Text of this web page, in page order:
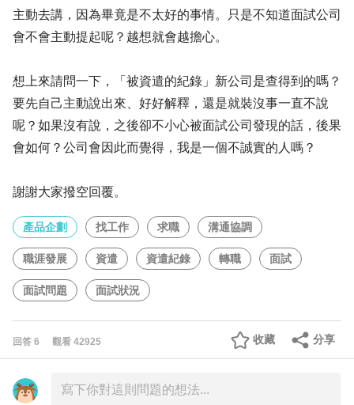
主動去講，因為畢竟是不太好的事情。只是不知道面試公司
會不會主動提起呢？越想就會越擔心。
想上來請問一下，「被資遣的紀錄」新公司是查得到的嗎？
要先自己主動說出來、好好解釋，還是就裝沒事一直不說
呢？如果沒有說，之後卻不小心被面試公司發現的話，後果
會如何？公司會因此而覺得，我是一個不誠實的人嗎？
謝謝大家撥空回覆。
產品企劃 找工作 求職 溝通協調
職涯發展 資遣 資遣紀錄 轉職 面試
面試問題 面試狀況
回答 6 觀看 42925 分享
收藏